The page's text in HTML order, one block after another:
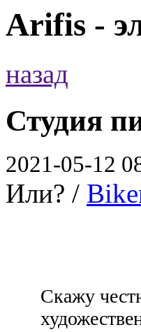
Arifis -
назад
Студия
2021-05-12
Или? /
Скажу